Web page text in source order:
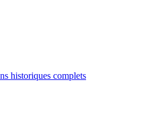
historiques complets